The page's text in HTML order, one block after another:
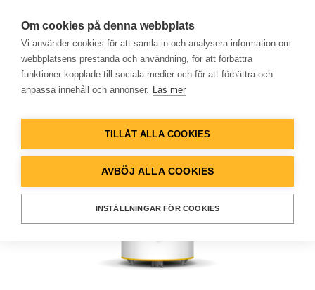
Hem
Lösningar
Om cookies på denna webbplats
Vi använder cookies för att samla in och analysera information om
webbplatsens prestanda och användning, för att förbättra
funktioner kopplade till sociala medier och för att förbättra och
anpassa innehåll och annonser. Läs mer
TILLÅT ALLA COOKIES
AVBÖJ ALLA COOKIES
INSTÄLLNINGAR FÖR COOKIES